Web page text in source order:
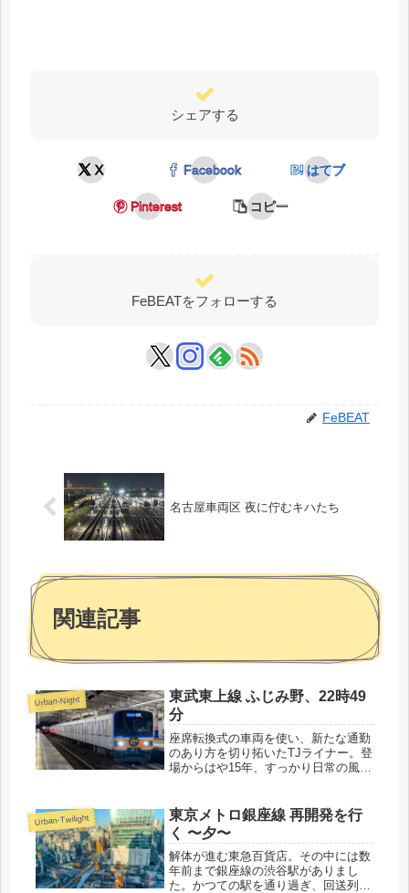
シェアする
X Facebook はてブ
Pinterest コピー
FeBEATをフォローする
FeBEAT
名古屋車両区 夜に佇むキハたち
関連記事
Urban-Night
東武東上線 ふじみ野、22時49
分
座席転換式の車両を使い、新たな通勤
のあり方を切り拓いたTJライナー。登
場からはや15年、すっかり日常の風景
Urban-Twilight
東京メトロ銀座線 再開発を行
く 〜夕〜
解体が進む東急百貨店。その中には数
年前まで銀座線の渋谷駅がありまし
た。かつての駅を通り過ぎ、回送列車